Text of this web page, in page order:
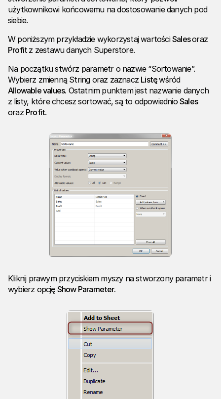
użytkownikowi końcowemu na dostosowanie danych pod
siebie.
W poniższym przykładzie wykorzystaj wartościSalesoraz
Profitz zestawu danych Superstore.
Na początku stwórz parametr o nazwie “Sortowanie”.
Wybierz zmienną String oraz zaznacz Listęwśród
Allowable values. Ostatnim punktem jest nazwanie danych
z listy, które chcesz sortować, są to odpowiednioSales
oraz Profit.
Kliknij prawym przyciskiem myszy na stworzony parametr i
wybierz opcję Show Parameter.